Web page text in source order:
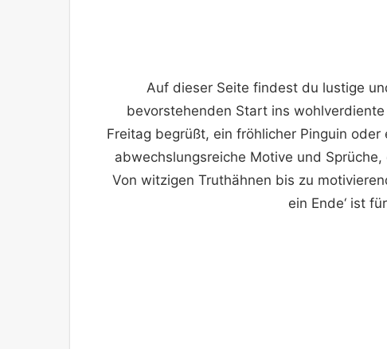
Auf dieser Seite findest du lustige
bevorstehenden Start ins
Freitag begrüßt, ein fröhlicher Pinguin
abwechslungsreiche Motive und
Von witzigen Truthähnen bis zu
ein Ende‘ ist